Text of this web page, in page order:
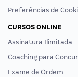
Preferências de
CURSOS ONLINE
Assinatura Ilimitada
Coaching para
Exame de Ordem